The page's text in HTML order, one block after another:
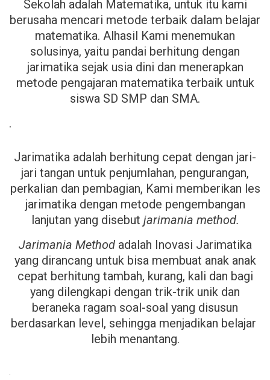
Sekolah adalah Matematika, untuk itu kami
berusaha mencari metode terbaik dalam belajar
matematika. Alhasil Kami menemukan
solusinya, yaitu pandai berhitung dengan
jarimatika sejak usia dini dan menerapkan
metode pengajaran matematika terbaik untuk
siswa SD SMP dan SMA.
.
Jarimatika adalah berhitung cepat dengan jari-
jari tangan untuk penjumlahan, pengurangan,
perkalian dan pembagian, Kami memberikan les
jarimatika dengan metode pengembangan
lanjutan yang disebut jarimania method.
Jarimania Methodadalah Inovasi Jarimatika
yang dirancang untuk bisa membuat anak anak
cepat berhitung tambah, kurang, kali dan bagi
yang dilengkapi dengan trik-trik unik dan
beraneka ragam soal-soal yang disusun
berdasarkan level, sehingga menjadikan belajar
lebih menantang.